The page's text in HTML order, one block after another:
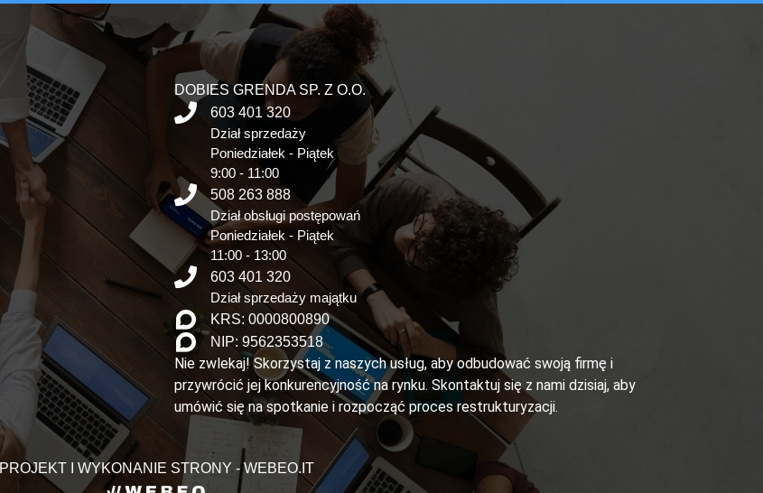
DOBIES GRENDA SP. Z O.O.
603 401 320
Dział sprzedaży
Poniedziałek - Piątek
9:00 - 11:00
508 263 888
Dział obsługi postępowań
Poniedziałek - Piątek
11:00 - 13:00
603 401 320
Dział sprzedaży majątku
KRS: 0000800890
NIP: 9562353518
Nie zwlekaj! Skorzystaj z naszych usług, aby odbudować swoją firmę i
przywrócić jej konkurencyjność na rynku. Skontaktuj się z nami dzisiaj, aby
umówić się na spotkanie i rozpocząć proces restrukturyzacji.
PROJEKT I WYKONANIE STRONY - WEBEO.IT